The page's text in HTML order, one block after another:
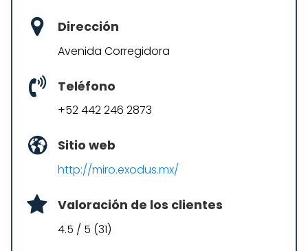
Dirección
Avenida Corregidora
Teléfono
+52 442 246 2873
Sitio web
http://miro.exodus.mx/
Valoración de los clientes
4.5 / 5 (31)